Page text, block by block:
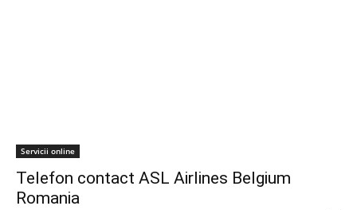
Servicii online
Telefon contact ASL Airlines Belgium
Romania